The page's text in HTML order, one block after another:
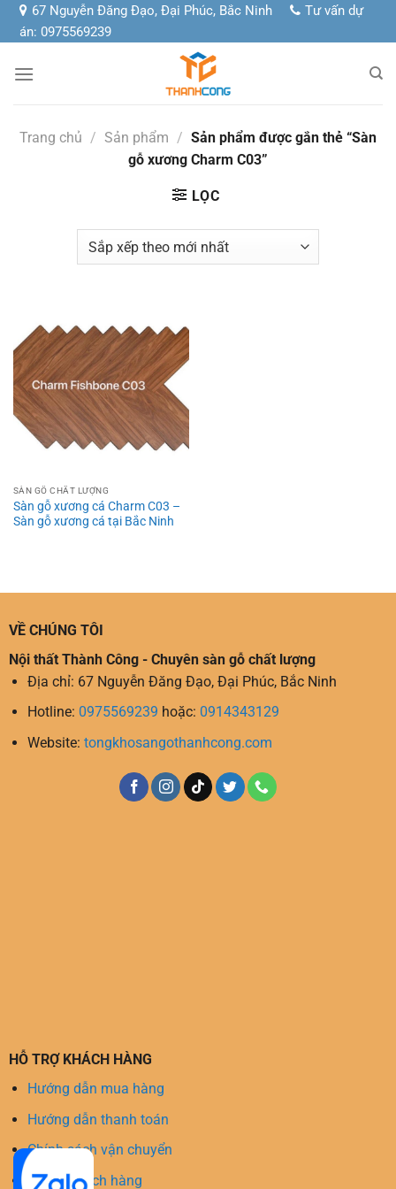
Chuyển
đến
dung
67 Nguyễn Đăng Đạo, Đại Phúc, Bắc Ninh
Tư vấn dự
án: 0975569239
Trang chủ / Sản phẩm / Sản phẩm được gắn thẻ “Sàn
gỗ xương Charm C03”
LỌC
SÀN GỖ CHẤT LƯỢNG
Sàn gỗ xương cá Charm C03 –
Sàn gỗ xương cá tại Bắc Ninh
VỀ CHÚNG TÔI
Nội thất Thành Công - Chuyên sàn gỗ chất lượng
Địa chỉ: 67 Nguyễn Đăng Đạo, Đại Phúc, Bắc Ninh
Hotline: 0975569239 hoặc: 0914343129
Website: tongkhosangothanhcong.com
HỖ TRỢ KHÁCH HÀNG
Hướng dẫn mua hàng
Hướng dẫn thanh toán
Chính sách vận chuyển
Hỗ trợ khách hàng